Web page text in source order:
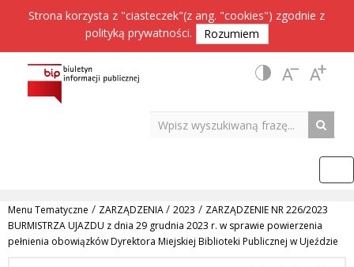
Strona korzysta z "ciasteczek"(z ang. "cookies") zgodnie z
polityką prywatności. Rozumiem
Menu Tematyczne / ZARZĄDZENIA/ 2023 / ZARZĄDZENIE NR 226/2023
BURMISTRZA UJAZDU z dnia 29 grudnia 2023 r. w sprawie powierzenia
pełnienia obowiązków Dyrektora Miejskiej Biblioteki Publicznej w Ujeździe